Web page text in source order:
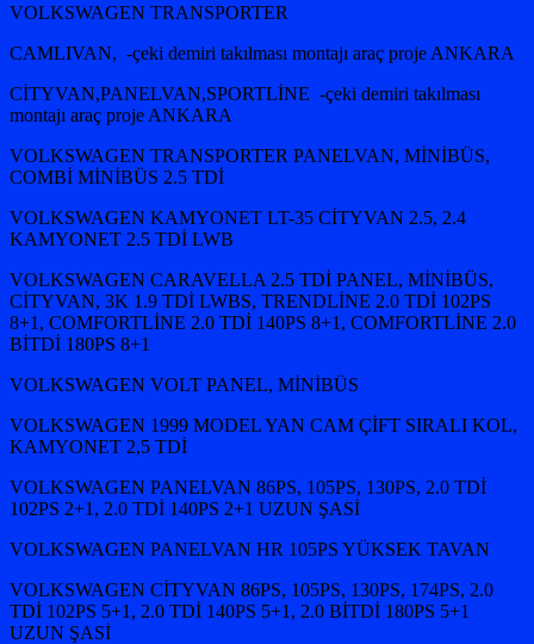
VOLKSWAGEN TRANSPORTER
CAMLIVAN, -çeki demiri takılması montajı araç proje ANKARA
CİTYVAN,PANELVAN,SPORTLİNE -çeki demiri takılması
montajı araç proje ANKARA
VOLKSWAGEN TRANSPORTER PANELVAN, MİNİBÜS,
COMBİ MİNİBÜS 2.5 TDİ
VOLKSWAGEN KAMYONET LT-35 CİTYVAN 2.5, 2.4
KAMYONET 2.5 TDİ LWB
VOLKSWAGEN CARAVELLA 2.5 TDİ PANEL, MİNİBÜS,
CİTYVAN, 3K 1.9 TDİ LWBS, TRENDLİNE 2.0 TDİ 102PS
8+1, COMFORTLİNE 2.0 TDİ 140PS 8+1, COMFORTLİNE 2.0
BİTDİ 180PS 8+1
VOLKSWAGEN VOLT PANEL, MİNİBÜS
VOLKSWAGEN 1999 MODEL YAN CAM ÇİFT SIRALI KOL,
KAMYONET 2,5 TDİ
VOLKSWAGEN PANELVAN 86PS, 105PS, 130PS, 2.0 TDİ
102PS 2+1, 2.0 TDİ 140PS 2+1 UZUN ŞASİ
VOLKSWAGEN PANELVAN HR 105PS YÜKSEK TAVAN
VOLKSWAGEN CİTYVAN 86PS, 105PS, 130PS, 174PS, 2.0
TDİ 102PS 5+1, 2.0 TDİ 140PS 5+1, 2.0 BİTDİ 180PS 5+1
UZUN ŞASİ